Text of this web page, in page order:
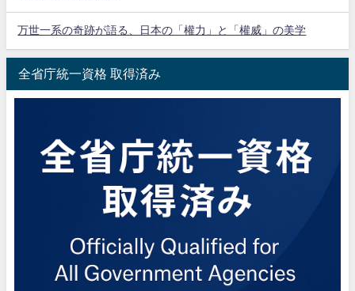
万世一系の奇跡が語る、日本の「權力」と「權威」の美学
全省庁統一資格 取得済み